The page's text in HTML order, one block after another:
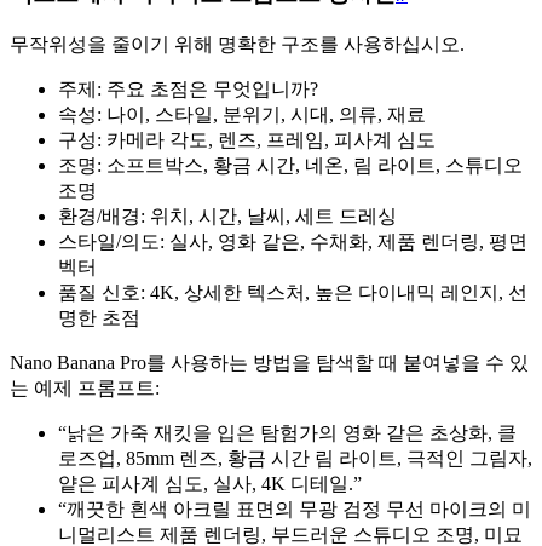
무작위성을 줄이기 위해 명확한 구조를 사용하십시오.
주제: 주요 초점은 무엇입니까?
속성: 나이, 스타일, 분위기, 시대, 의류, 재료
구성: 카메라 각도, 렌즈, 프레임, 피사계 심도
조명: 소프트박스, 황금 시간, 네온, 림 라이트, 스튜디오
조명
환경/배경: 위치, 시간, 날씨, 세트 드레싱
스타일/의도: 실사, 영화 같은, 수채화, 제품 렌더링, 평면
벡터
품질 신호: 4K, 상세한 텍스처, 높은 다이내믹 레인지, 선
명한 초점
Nano Banana Pro를 사용하는 방법을 탐색할 때 붙여넣을 수 있
는 예제 프롬프트:
“낡은 가죽 재킷을 입은 탐험가의 영화 같은 초상화, 클
로즈업, 85mm 렌즈, 황금 시간 림 라이트, 극적인 그림자,
얕은 피사계 심도, 실사, 4K 디테일.”
“깨끗한 흰색 아크릴 표면의 무광 검정 무선 마이크의 미
니멀리스트 제품 렌더링, 부드러운 스튜디오 조명, 미묘